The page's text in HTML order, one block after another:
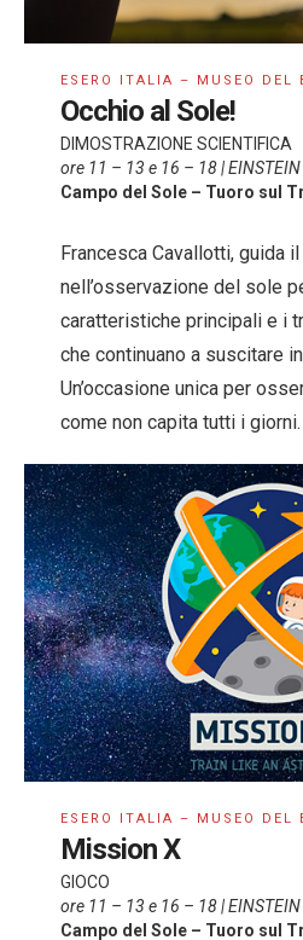
ESERO ITALIA – MUSEO DEL
Occhio al Sole!
DIMOSTRAZIONE SCIENTIFICA
ore 11 – 13 e 16 – 18 | EINSTEIN
Campo del Sole – Tuoro sul
Francesca Cavallotti, guida
nell’osservazione del sole
caratteristiche principali e i
che continuano a suscitare
Un’occasione unica per
come non capita tutti i giorni.
ESERO ITALIA – MUSEO DEL
Mission X
GIOCO
ore 11 – 13 e 16 – 18 | EINSTEIN
Campo del Sole – Tuoro sul